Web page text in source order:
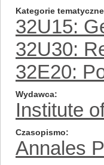
Kategorie tematyczne
32U15:
32U30:
32E20:
Wydawca
Institute
Czasopismo
Annales